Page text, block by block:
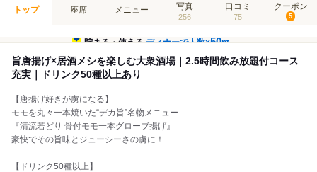
トップ 座席 メニュー 写真
256
口コミ
75
クーポン
5
貯まる・使えるディナーで人数×50pt
旨唐揚げ×居酒メシを楽しむ大衆酒場｜2.5時間飲み放題付コース
充実｜ドリンク50種以上あり
【唐揚げ好きが虜になる】
モモを丸々一本焼いた“デカ旨”名物メニュー
『清流若どり 骨付モモ一本グローブ揚げ』
豪快でその旨味とジューシーさの虜に！
【ドリンク50種以上】